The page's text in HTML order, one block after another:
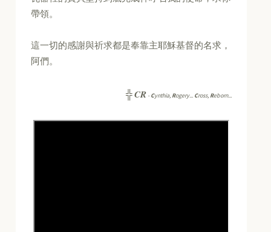
帶領。
這一切的感謝與祈求都是奉靠主耶穌基督的名求，
阿們。
╬CR -Cynthia, Rogery... Cross, Reborn...